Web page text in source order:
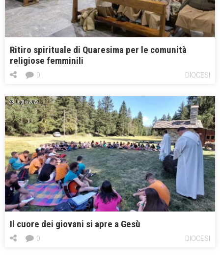
Ritiro spirituale di Quaresima per le comunità
religiose femminili
DIOCESI
0
28 Luglio 2022
Il cuore dei giovani si apre a Gesù
DIOCESI
0